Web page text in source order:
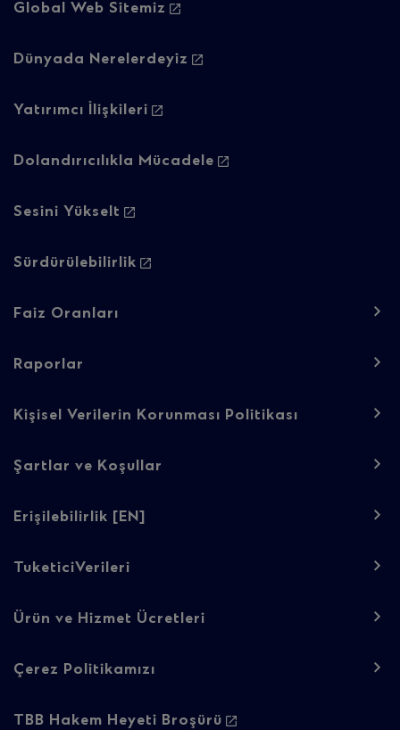
-
Column
Global Web Sitemiz
Dünyada Nerelerdeyiz
Yatırımcı İlişkileri
Dolandırıcılıkla Mücadele
Sesini Yükselt
Sürdürülebilirlik
Footer
-
content
Faiz Oranları
Raporlar
Kişisel Verilerin Korunması Politikası
Şartlar ve Koşullar
Erişilebilirlik [EN]
TuketiciVerileri
Ürün ve Hizmet Ücretleri
Çerez Politikamızı
TBB Hakem Heyeti Broşürü